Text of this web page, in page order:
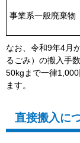
事業系一般廃棄物
なお、令和9年4月
るごみ）の搬入手
50kgまで一律
ます。
直接搬入に